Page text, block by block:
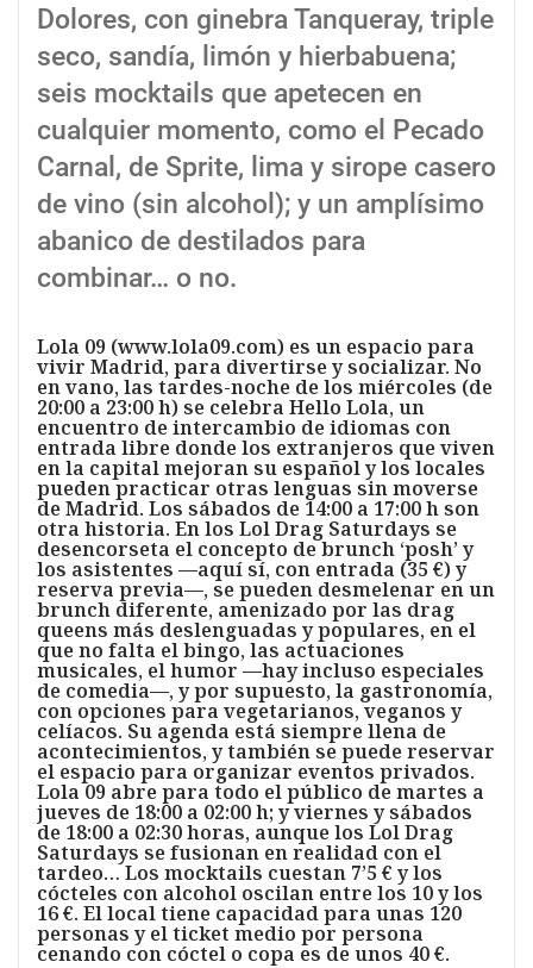
Dolores, con ginebra Tanqueray, triple
seco, sandía, limón y hierbabuena;
seis mocktails que apetecen en
cualquier momento, como el Pecado
Carnal, de Sprite, lima y sirope casero
de vino (sin alcohol); y un amplísimo
abanico de destilados para
combinar… o no.
Lola 09 (www.lola09.com) es un espacio para
vivir Madrid, para divertirse y socializar. No
en vano, las tardes-noche de los miércoles (de
20:00 a 23:00 h) se celebra Hello Lola, un
encuentro de intercambio de idiomas con
entrada libre donde los extranjeros que viven
en la capital mejoran su español y los locales
pueden practicar otras lenguas sin moverse
de Madrid. Los sábados de 14:00 a 17:00 h son
otra historia. En los Lol Drag Saturdays se
desencorseta el concepto de brunch ‘posh’ y
los asistentes —aquí sí, con entrada (35 €) y
reserva previa—, se pueden desmelenar en un
brunch diferente, amenizado por las drag
queens más deslenguadas y populares, en el
que no falta el bingo, las actuaciones
musicales, el humor —hay incluso especiales
de comedia—, y por supuesto, la gastronomía,
con opciones para vegetarianos, veganos y
celíacos. Su agenda está siempre llena de
acontecimientos, y también se puede reservar
el espacio para organizar eventos privados.
Lola 09 abre para todo el público de martes a
jueves de 18:00 a 02:00 h; y viernes y sábados
de 18:00 a 02:30 horas, aunque los Lol Drag
Saturdays se fusionan en realidad con el
tardeo… Los mocktails cuestan 7’5 € y los
cócteles con alcohol oscilan entre los 10 y los
16 €. El local tiene capacidad para unas 120
personas y el ticket medio por persona
cenando con cóctel o copa es de unos 40 €.